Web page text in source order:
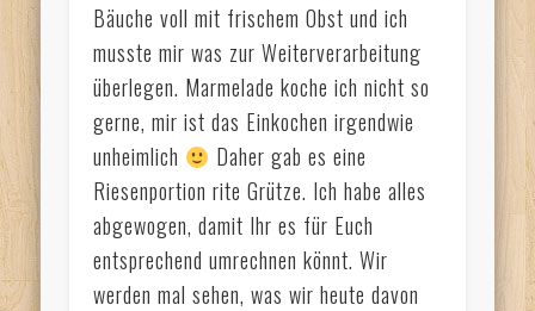
Bäuche voll mit frischem Obst und ich
musste mir was zur Weiterverarbeitung
überlegen. Marmelade koche ich nicht so
gerne, mir ist das Einkochen irgendwie
unheimlich
Daher gab es eine
Riesenportion rite Grütze. Ich habe alles
abgewogen, damit Ihr es für Euch
entsprechend umrechnen könnt. Wir
werden mal sehen, was wir heute davon